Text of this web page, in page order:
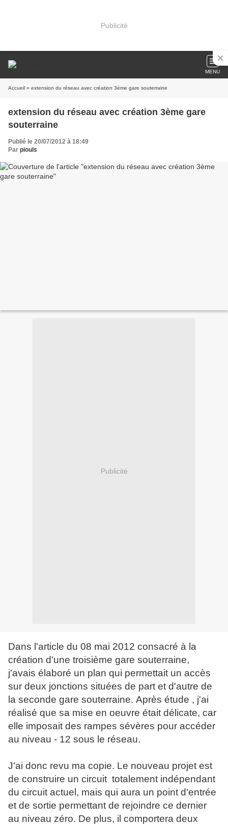
Publicité
MENU
Accueil » extension du réseau avec création 3ème gare souterraine
extension du réseau avec création 3ème gare
souterraine
Publié le 20/07/2012 à 18:49
Par piouls
Publicité
Dans l'article du 08 mai 2012 consacré à la
création d'une troisième gare souterraine,
j'avais élaboré un plan qui permettait un accès
sur deux jonctions situées de part et d'autre de
la seconde gare souterraine. Après étude , j'ai
réalisé que sa mise en oeuvre était délicate, car
elle imposait des rampes sévères pour accéder
au niveau - 12 sous le réseau.
J'ai donc revu ma copie. Le nouveau projet est
de construire un circuit totalement indépendant
du circuit actuel, mais qui aura un point d'entrée
et de sortie permettant de rejoindre ce dernier
au niveau zéro. De plus, il comportera deux